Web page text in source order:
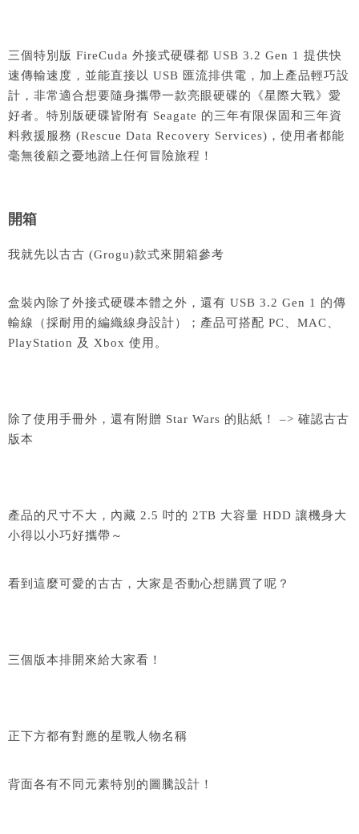
三個特別版 FireCuda 外接式硬碟都 USB 3.2 Gen 1 提供快
速傳輸速度，並能直接以 USB 匯流排供電，加上產品輕巧設
計，非常適合想要隨身攜帶一款亮眼硬碟的《星際大戰》愛
好者。特別版硬碟皆附有 Seagate 的三年有限保固和三年資
料救援服務 (Rescue Data Recovery Services)，使用者都能
毫無後顧之憂地踏上任何冒險旅程！
開箱
我就先以古古 (Grogu)款式來開箱參考
盒裝內除了外接式硬碟本體之外，還有 USB 3.2 Gen 1 的傳
輸線（採耐用的編織線身設計）；產品可搭配 PC、MAC、
PlayStation 及 Xbox 使用。
除了使用手冊外，還有附贈 Star Wars 的貼紙！ –> 確認古古
版本
產品的尺寸不大，內藏 2.5 吋的 2TB 大容量 HDD 讓機身大
小得以小巧好攜帶～
看到這麼可愛的古古，大家是否動心想購買了呢？
三個版本排開來給大家看！
正下方都有對應的星戰人物名稱
背面各有不同元素特別的圖騰設計！